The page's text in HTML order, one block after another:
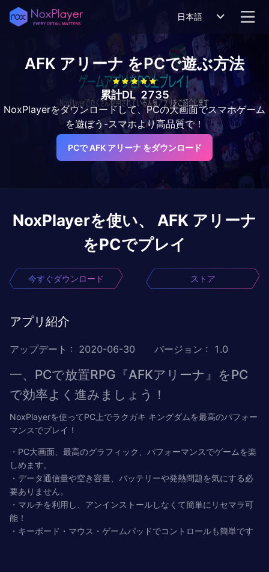
日本語
AFK アリーナ をPCで遊ぶ方法
累計DL 2735
NoxPlayerをダウンロードして、PCの大画面でスマホゲーム
を遊ぼう-スマホより高品質で！
PCで AFK アリーナ をダウンロード
NoxPlayerを使い、
AFK アリーナ
をPCでプレイ
今すぐダウンロード ストア
アプリ紹介
アップデート : 2020-06-30 バージョン : 1.0
一、PCで放置RPG『AFKアリーナ』をPC
で効率よく進みましょう！
NoxPlayerを使ってPC上でラクガキ キングダムを最高のパフォー
マンスでプレイ！
・PC大画面、最高のグラフィック、パフォーマンスでゲームを楽
しめます。
・データ通信量や空き容量、バッテリーや発熱問題を気にする必
要ありません。
・マルチを利用し、アンインストールしなくて簡単にリセマラ可
能！
・キーボード・マウス・ゲームパッドでコントロールも簡単です